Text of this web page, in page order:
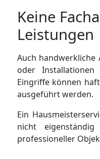
Keine
Leistungen
Auch handwerkliche
oder
Eingriffe können
ausgeführt werden.
Ein
nicht
professioneller